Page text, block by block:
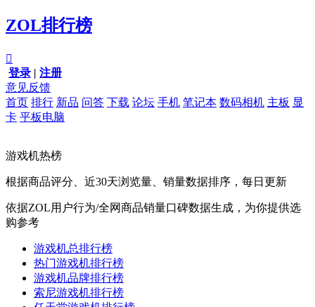
ZOL排行榜

登录 | 注册
意见反馈
首页 排行 新品 问答 下载 论坛 手机 笔记本 数码相机 主板 显
卡 平板电脑
游戏机热榜
根据商品评分、近30天浏览量、销量数据排序，每日更新
依据ZOL用户行为/全网商品销量口碑数据生成，为你提供选
购参考
游戏机总排行榜
热门游戏机排行榜
游戏机品牌排行榜
索尼游戏机排行榜